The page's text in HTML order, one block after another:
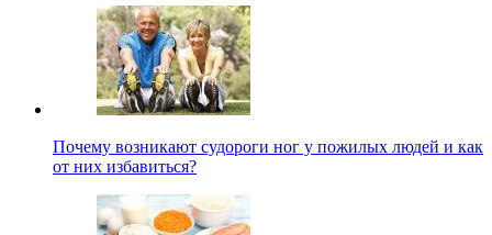
Почему возникают судороги ног у пожилых людей и как
от них избавиться?